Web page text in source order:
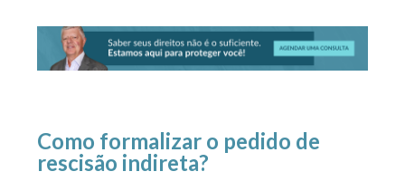
Como formalizar o pedido de
rescisão indireta?